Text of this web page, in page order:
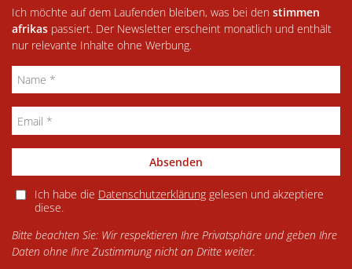
Ich möchte auf dem Laufenden bleiben, was bei den stimmen
afrikas passiert. Der Newsletter erscheint monatlich und enthält
nur relevante Inhalte ohne Werbung.
Absenden
Ich habe die Datenschutzerklärunggelesen und akzeptiere
diese.
Bitte beachten Sie: Wir respektieren Ihre Privatsphäre und geben Ihre
Daten ohne Ihre Zustimmung nicht an Dritte weiter.